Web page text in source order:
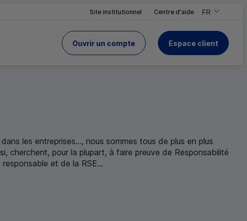
Site institutionnel Centre d'aide FR
,Version
,Changer de
sur le site
Ouvrir un compte
du Crédit Mutuel Espace client
les entreprises..., nous sommes tous de plus en plus
cherchent, pour la plupart, à faire preuve de Responsabilité
responsable et de la RSE...